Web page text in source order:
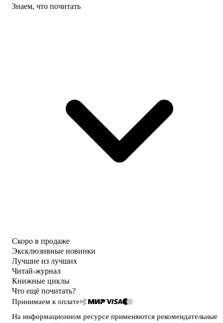
Знаем, что почитать
Скоро в продаже
Эксклюзивные новинки
Лучшие из лучших
Читай-журнал
Книжные циклы
Что ещё почитать?
Принимаем к оплате
На информационном ресурсе применяются рекомендательные